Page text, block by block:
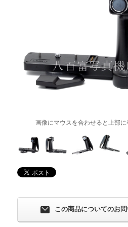
画像にマウスを合わせると上部に
この商品についてのお